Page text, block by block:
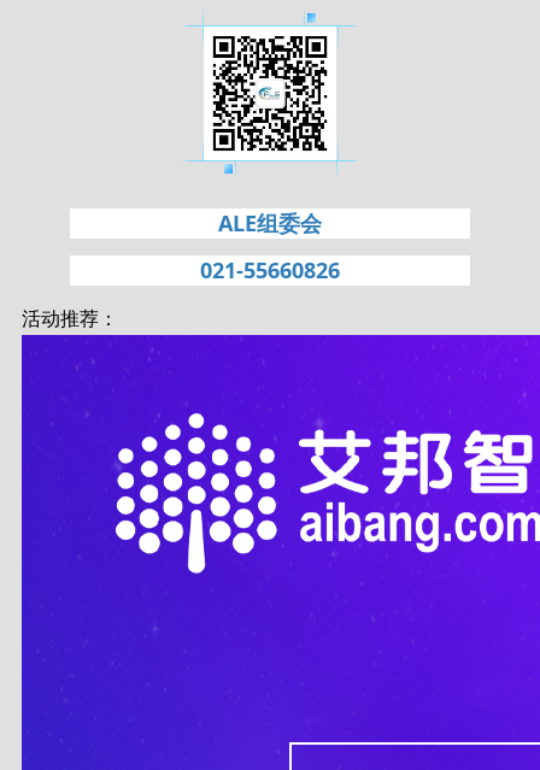
ALE组委会
021-55660826
活动推荐：